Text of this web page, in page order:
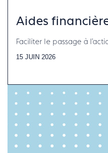
Aides
Faciliter le passage à
15 JUIN 2026